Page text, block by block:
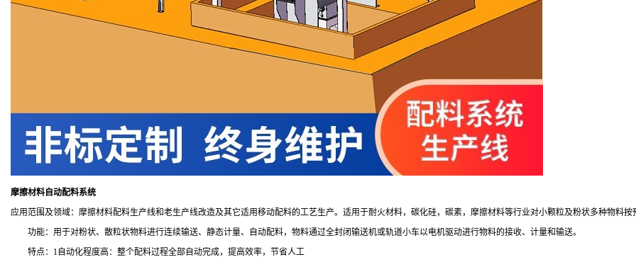
摩擦材料 自动配料系统
应用范围及领域：摩擦材料配料生产线和老生产线改造及其它适用移动配料的工艺生产。适用于耐火材料，碳化硅，碳素，摩擦材料等行业对小颗粒及粉状多种物料按
功能：用于对粉状、散粒状物料进行连续输送、静态计量、自动配料，物料通过全封闭输送机或轨道小车以电机驱动进行物料的接收、计量和输送。
特点： 1自动化程度高：整个配料过程全部自动完成，提高效率，节省人工